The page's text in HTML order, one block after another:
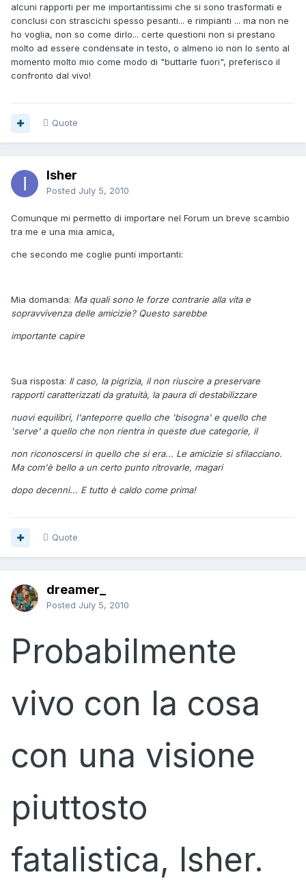
alcuni rapporti per me importantissimi che si sono trasformati e
conclusi con strascichi spesso pesanti... e rimpianti ... ma non ne
ho voglia, non so come dirlo... certe questioni non si prestano
molto ad essere condensate in testo, o almeno io non lo sento al
momento molto mio come modo di "buttarle fuori", preferisco il
confronto dal vivo!
Quote
Isher
Posted July 5, 2010
Comunque mi permetto di importare nel Forum un breve scambio
tra me e una mia amica,
che secondo me coglie punti importanti:
Mia domanda: Ma quali sono le forze contrarie alla vita e
sopravvivenza delle amicizie? Questo sarebbe
importante capire
Sua risposta: Il caso, la pigrizia, il non riuscire a preservare
rapporti caratterizzati da gratuità, la paura di destabilizzare
nuovi equilibri, l'anteporre quello che 'bisogna' e quello che
'serve' a quello che non rientra in queste due categorie, il
non riconoscersi in quello che si era... Le amicizie si sfilacciano.
Ma com'è bello a un certo punto ritrovarle, magari
dopo decenni... E tutto è caldo come prima!
Quote
dreamer_
Posted July 5, 2010
Probabilmente
vivo con la cosa
con una visione
piuttosto
fatalistica, Isher.